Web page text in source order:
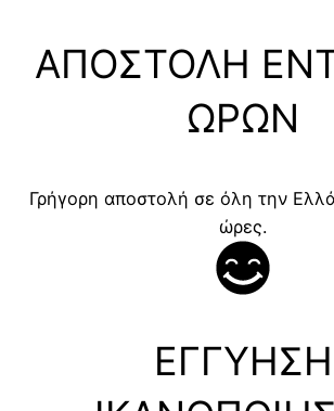
ΑΠΟΣΤΟΛΗ
ΩΡΩΝ
Γρήγορη αποστολή σε όλη την
ώρες.
ΕΓΓΥΗΣΗ